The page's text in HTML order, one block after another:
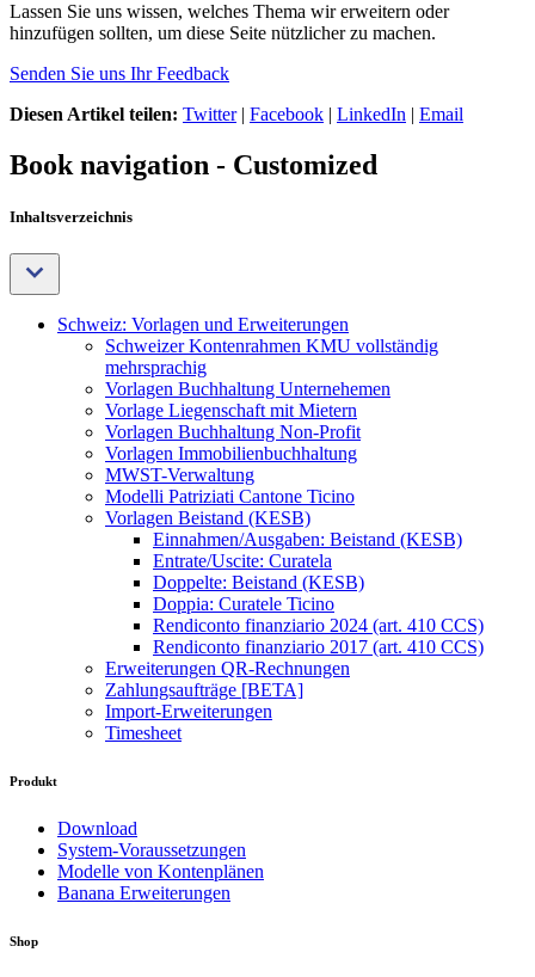
Lassen Sie uns wissen, welches Thema wir erweitern oder
hinzufügen sollten, um diese Seite nützlicher zu machen.
Senden Sie uns Ihr Feedback
Diesen Artikel teilen: Twitter| Facebook | LinkedIn | Email
Book navigation - Customized
Inhaltsverzeichnis
Schweiz: Vorlagen und Erweiterungen
Schweizer Kontenrahmen KMU vollständig
mehrsprachig
Vorlagen Buchhaltung Unternehemen
Vorlage Liegenschaft mit Mietern
Vorlagen Buchhaltung Non-Profit
Vorlagen Immobilienbuchhaltung
MWST-Verwaltung
Modelli Patriziati Cantone Ticino
Vorlagen Beistand (KESB)
Einnahmen/Ausgaben: Beistand (KESB)
Entrate/Uscite: Curatela
Doppelte: Beistand (KESB)
Doppia: Curatele Ticino
Rendiconto finanziario 2024 (art. 410 CCS)
Rendiconto finanziario 2017 (art. 410 CCS)
Erweiterungen QR-Rechnungen
Zahlungsaufträge [BETA]
Import-Erweiterungen
Timesheet
Produkt
Download
System-Voraussetzungen
Modelle von Kontenplänen
Banana Erweiterungen
Shop